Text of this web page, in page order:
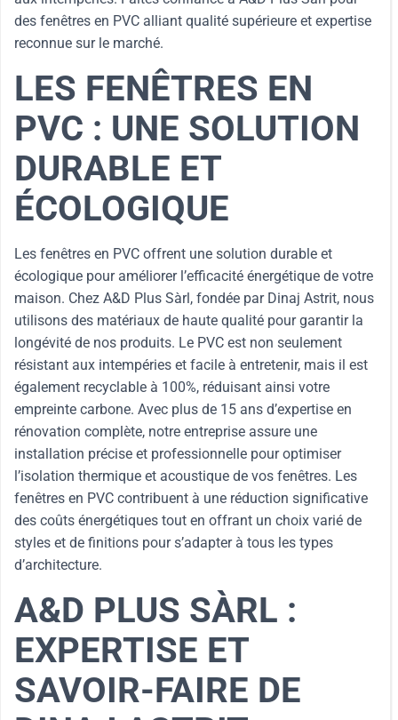
des fenêtres en PVC alliant qualité supérieure et expertise
reconnue sur le marché.
LES FENÊTRES EN
PVC : UNE SOLUTION
DURABLE ET
ÉCOLOGIQUE
Les fenêtres en PVC offrent une solution durable et
écologique pour améliorer l’efficacité énergétique de votre
maison. Chez A&D Plus Sàrl, fondée par Dinaj Astrit, nous
utilisons des matériaux de haute qualité pour garantir la
longévité de nos produits. Le PVC est non seulement
résistant aux intempéries et facile à entretenir, mais il est
également recyclable à 100%, réduisant ainsi votre
empreinte carbone. Avec plus de 15 ans d’expertise en
rénovation complète, notre entreprise assure une
installation précise et professionnelle pour optimiser
l’isolation thermique et acoustique de vos fenêtres. Les
fenêtres en PVC contribuent à une réduction significative
des coûts énergétiques tout en offrant un choix varié de
styles et de finitions pour s’adapter à tous les types
d’architecture.
A&D PLUS SÀRL :
EXPERTISE ET
SAVOIR-FAIRE DE